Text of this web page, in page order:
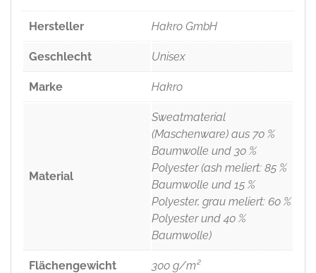
Hersteller Hakro GmbH
Geschlecht Unisex
Marke Hakro
Material
Sweatmaterial
(Maschenware) aus 70 %
Baumwolle und 30 %
Polyester (ash meliert: 85 %
Baumwolle und 15 %
Polyester, grau meliert: 60 %
Polyester und 40 %
Baumwolle)
Flächengewicht 300 g/m²